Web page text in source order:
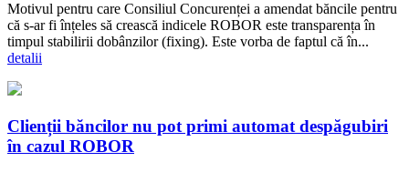
Motivul pentru care Consiliul Concurenței a amendat băncile pentru
că s-ar fi înțeles să crească indicele ROBOR este transparența în
timpul stabilirii dobânzilor (fixing). Este vorba de faptul că în...
detalii
Clienții băncilor nu pot primi automat despăgubiri
în cazul ROBOR